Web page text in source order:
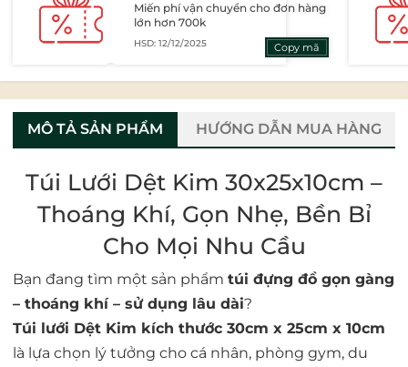
Miến phí vận chuyển cho đơn hàng
lớn hơn 700k
HSD: 12/12/2025 Copy mã
MÔ TẢ SẢN PHẨM HƯỚNG DẪN MUA HÀNG
Túi Lưới Dệt Kim 30x25x10cm –
Thoáng Khí, Gọn Nhẹ, Bền Bỉ
Cho Mọi Nhu Cầu
Bạn đang tìm một sản phẩm túi đựng đồ gọn gàng
– thoáng khí – sử dụng lâu dài?
Túi lưới Dệt Kim kích thước 30cm x 25cm x 10cm
là lựa chọn lý tưởng cho cá nhân, phòng gym, du